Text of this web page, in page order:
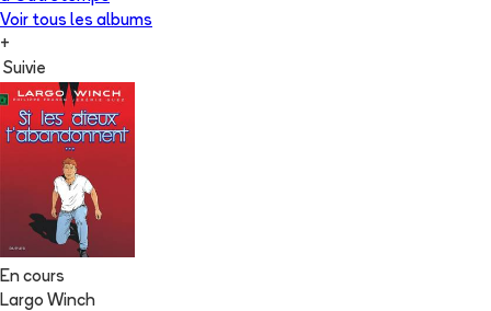
Voir tous les albums
+
Suivie
En cours
Largo Winch